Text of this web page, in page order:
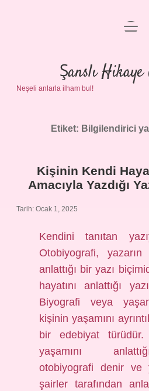
Anasayfa
Gizlilik
Şanslı
Neşeli anlarla ilham bul!
Etiket: Bilgilendirici
Kişinin Kendi
Amacıyla Yazdığı
Tarih: Ocak 1, 2025
Kendini tanıtan
Otobiyografi, yazarın
anlattığı bir yazı
hayatını anlattığı
Biyografi veya
kişinin yaşamını
bir edebiyat
yaşamını
otobiyografi denir ve
şairler tarafından